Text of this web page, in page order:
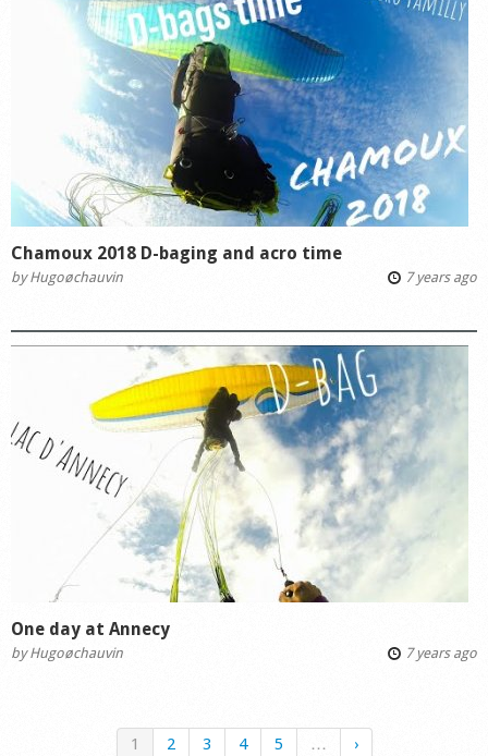
Chamoux 2018 D-baging and acro time
byHugoøchauvin 7 years ago
One day at Annecy
byHugoøchauvin 7 years ago
1 2 3 4 5 … ›